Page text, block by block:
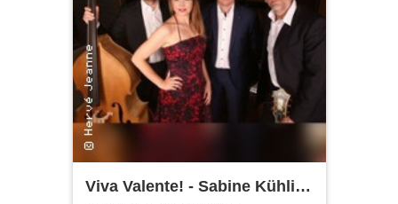
Viva Valente! - Sabine Kühlich